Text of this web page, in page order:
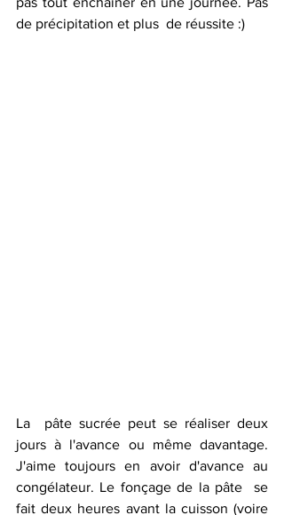
de précipitation et plus  de réussite :)
La  pâte sucrée peut se réaliser deux
jours à l'avance ou même davantage.
J'aime toujours en avoir d'avance au
congélateur. Le fonçage de la pâte  se
fait deux heures avant la cuisson (voire